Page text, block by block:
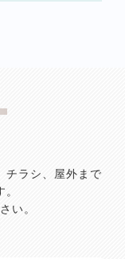
チラシ、屋外まで
い。